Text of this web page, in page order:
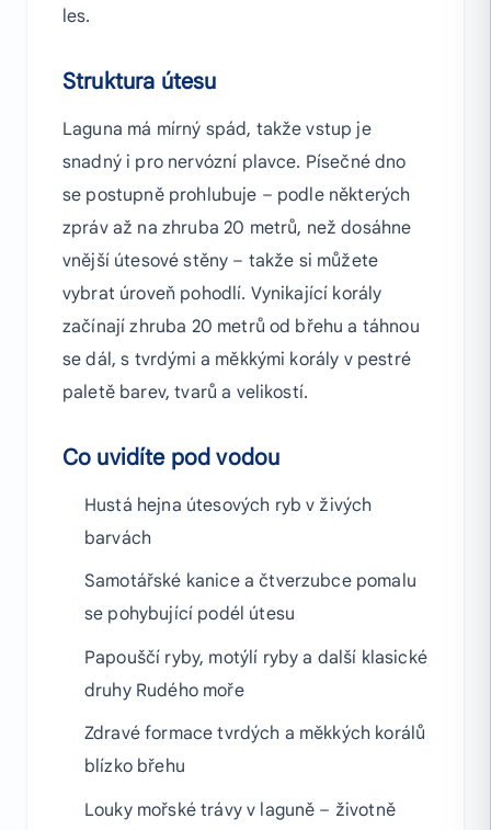
les.
Struktura útesu
Laguna má mírný spád, takže vstup je
snadný i pro nervózní plavce. Písečné dno
se postupně prohlubuje – podle některých
zpráv až na zhruba 20 metrů, než dosáhne
vnější útesové stěny – takže si můžete
vybrat úroveň pohodlí. Vynikající korály
začínají zhruba 20 metrů od břehu a táhnou
se dál, s tvrdými a měkkými korály v pestré
paletě barev, tvarů a velikostí.
Co uvidíte pod vodou
Hustá hejna útesových ryb v živých
barvách
Samotářské kanice a čtverzubce pomalu
se pohybující podél útesu
Papouščí ryby, motýlí ryby a další klasické
druhy Rudého moře
Zdravé formace tvrdých a měkkých korálů
blízko břehu
Louky mořské trávy v laguně – životně